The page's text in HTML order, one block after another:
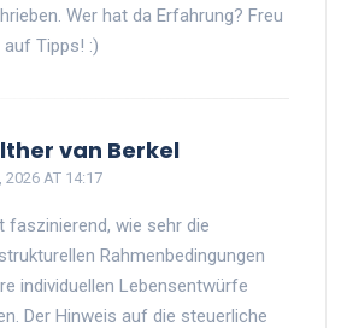
Wer hat da Erfahrung? Freu
Tipps! :)
van Berkel
2026 AT 14:17
faszinierend, wie sehr die
Rahmenbedingungen
individuellen Lebensentwürfe
Der Hinweis auf die steuerliche